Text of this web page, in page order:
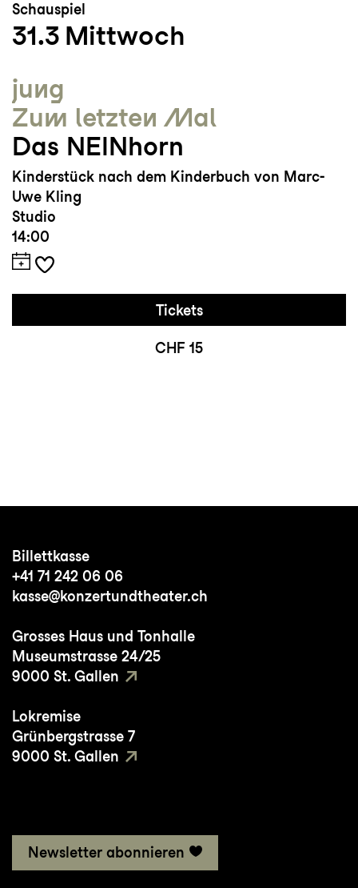
Schauspiel
31.3 Mittwoch
jung
Zum letzten Mal
Das NEINhorn
Kinderstück nach dem Kinderbuch von Marc-
Uwe Kling
Studio
14:00
Tickets
CHF 15
Billettkasse
+41 71 242 06 06
kasse@konzertundtheater.ch
Grosses Haus und Tonhalle
Museumstrasse 24/25
9000 St. Gallen
Lokremise
Grünbergstrasse 7
9000 St. Gallen
Newsletter abonnieren